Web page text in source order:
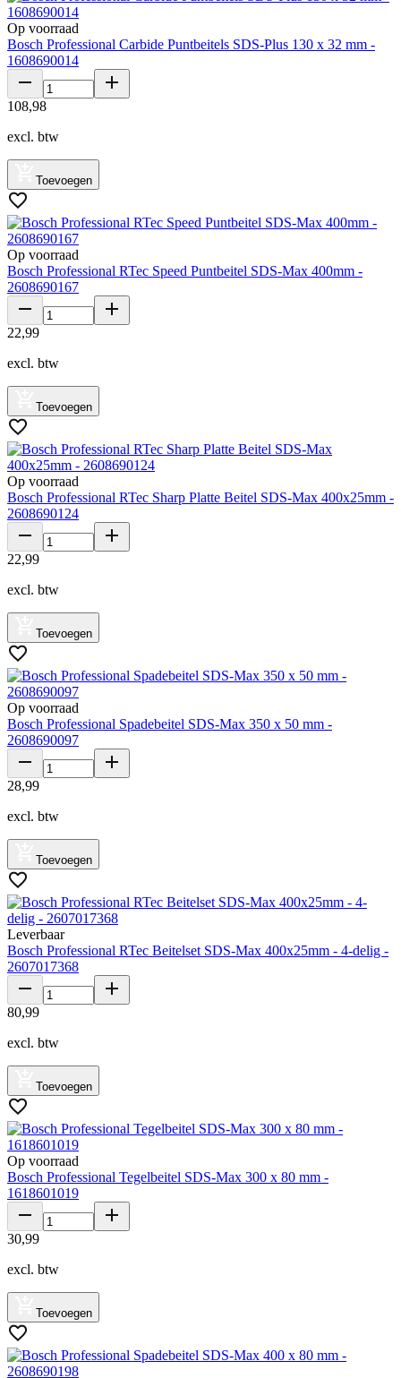
Op voorraad
Bosch Professional Carbide Puntbeitels SDS-Plus 130 x 32 mm -
1608690014
108,98
excl. btw
Toevoegen
Op voorraad
Bosch Professional RTec Speed Puntbeitel SDS-Max 400mm -
2608690167
22,99
excl. btw
Toevoegen
Op voorraad
Bosch Professional RTec Sharp Platte Beitel SDS-Max 400x25mm -
2608690124
22,99
excl. btw
Toevoegen
Op voorraad
Bosch Professional Spadebeitel SDS-Max 350 x 50 mm -
2608690097
28,99
excl. btw
Toevoegen
Leverbaar
Bosch Professional RTec Beitelset SDS-Max 400x25mm - 4-delig -
2607017368
80,99
excl. btw
Toevoegen
Op voorraad
Bosch Professional Tegelbeitel SDS-Max 300 x 80 mm -
1618601019
30,99
excl. btw
Toevoegen